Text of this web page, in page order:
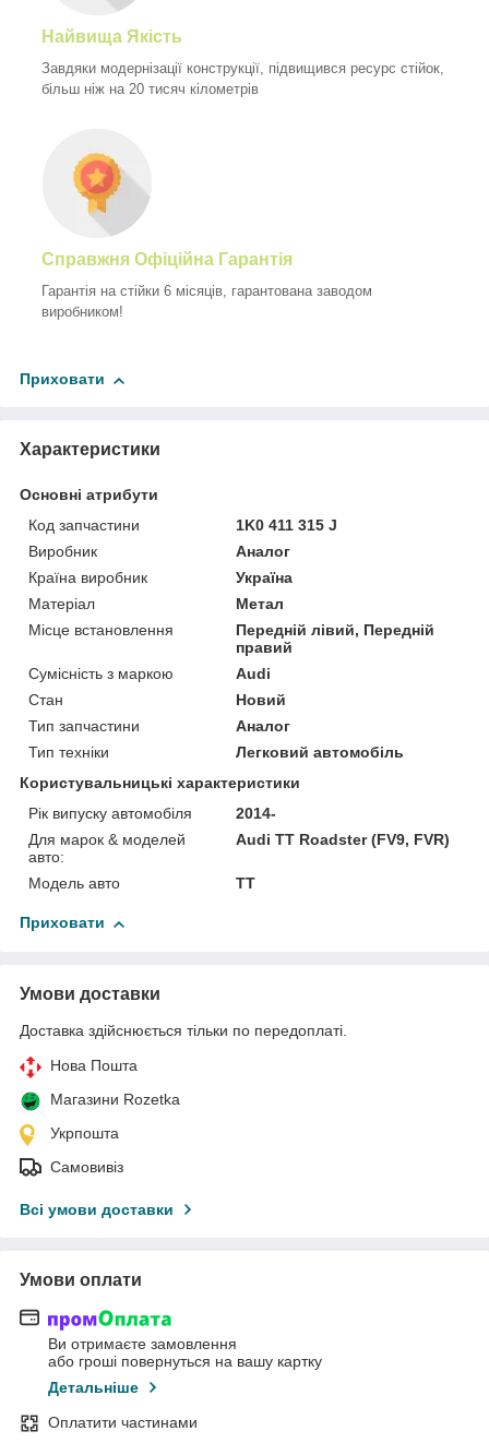
Найвища Якість
Завдяки модернізації конструкції, підвищився ресурс стійок,
більш ніж на 20 тисяч кілометрів
Справжня Офіційна Гарантія
Гарантія на стійки 6 місяців, гарантована заводом
виробником!
Приховати
Характеристики
Основні атрибути
Код запчастини
1K0 411 315 J
Виробник
Аналог
Країна виробник
Україна
Матеріал
Метал
Місце встановлення
Передній лівий, Передній
правий
Сумісність з маркою
Audi
Стан
Новий
Тип запчастини
Аналог
Тип техніки
Легковий автомобіль
Користувальницькі характеристики
Рік випуску автомобіля
2014-
Для марок & моделей
авто:
Audi TT Roadster (FV9, FVR)
Модель авто TT
Приховати
Умови доставки
Доставка здійснюється тільки по передоплаті.
Нова Пошта
Магазини Rozetka
Укрпошта
Самовивіз
Всі умови доставки
Умови оплати
Ви отримаєте замовлення
або гроші повернуться на вашу картку
Детальніше
Оплатити частинами